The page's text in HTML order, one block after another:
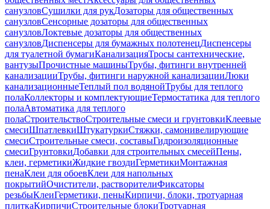
санузловСушилки для рукДозаторы для общественных
санузловСенсорные дозаторы для общественных
санузловЛоктевые дозаторы для общественных
санузловДиспенсеры для бумажных полотенецДиспенсеры
для туалетной бумагиКанализацияТросы сантехнические,
вантузыПрочистные машиныТрубы, фитинги внутренней
канализацииТрубы, фитинги наружной канализацииЛюки
канализационныеТеплый пол водянойТрубы для теплого
полаКоллекторы и комплектующиеТермостатика для теплого
полаАвтоматика для теплого
полаСтроительствоСтроительные смеси и грунтовкиКлеевые
смесиШпатлевкиШтукатуркиСтяжки, самонивелирующие
смесиСтроительные смеси, составыГидроизоляционные
смесиГрунтовкиДобавки для строительных смесейПены,
клеи, герметикиЖидкие гвоздиГерметикиМонтажная
пенаКлеи для обоевКлеи для напольных
покрытийОчистители, растворителиФиксаторы
резьбыКлеиГерметики, пеныКирпичи, блоки, тротуарная
плиткаКирпичиСтроительные блокиТротуарная